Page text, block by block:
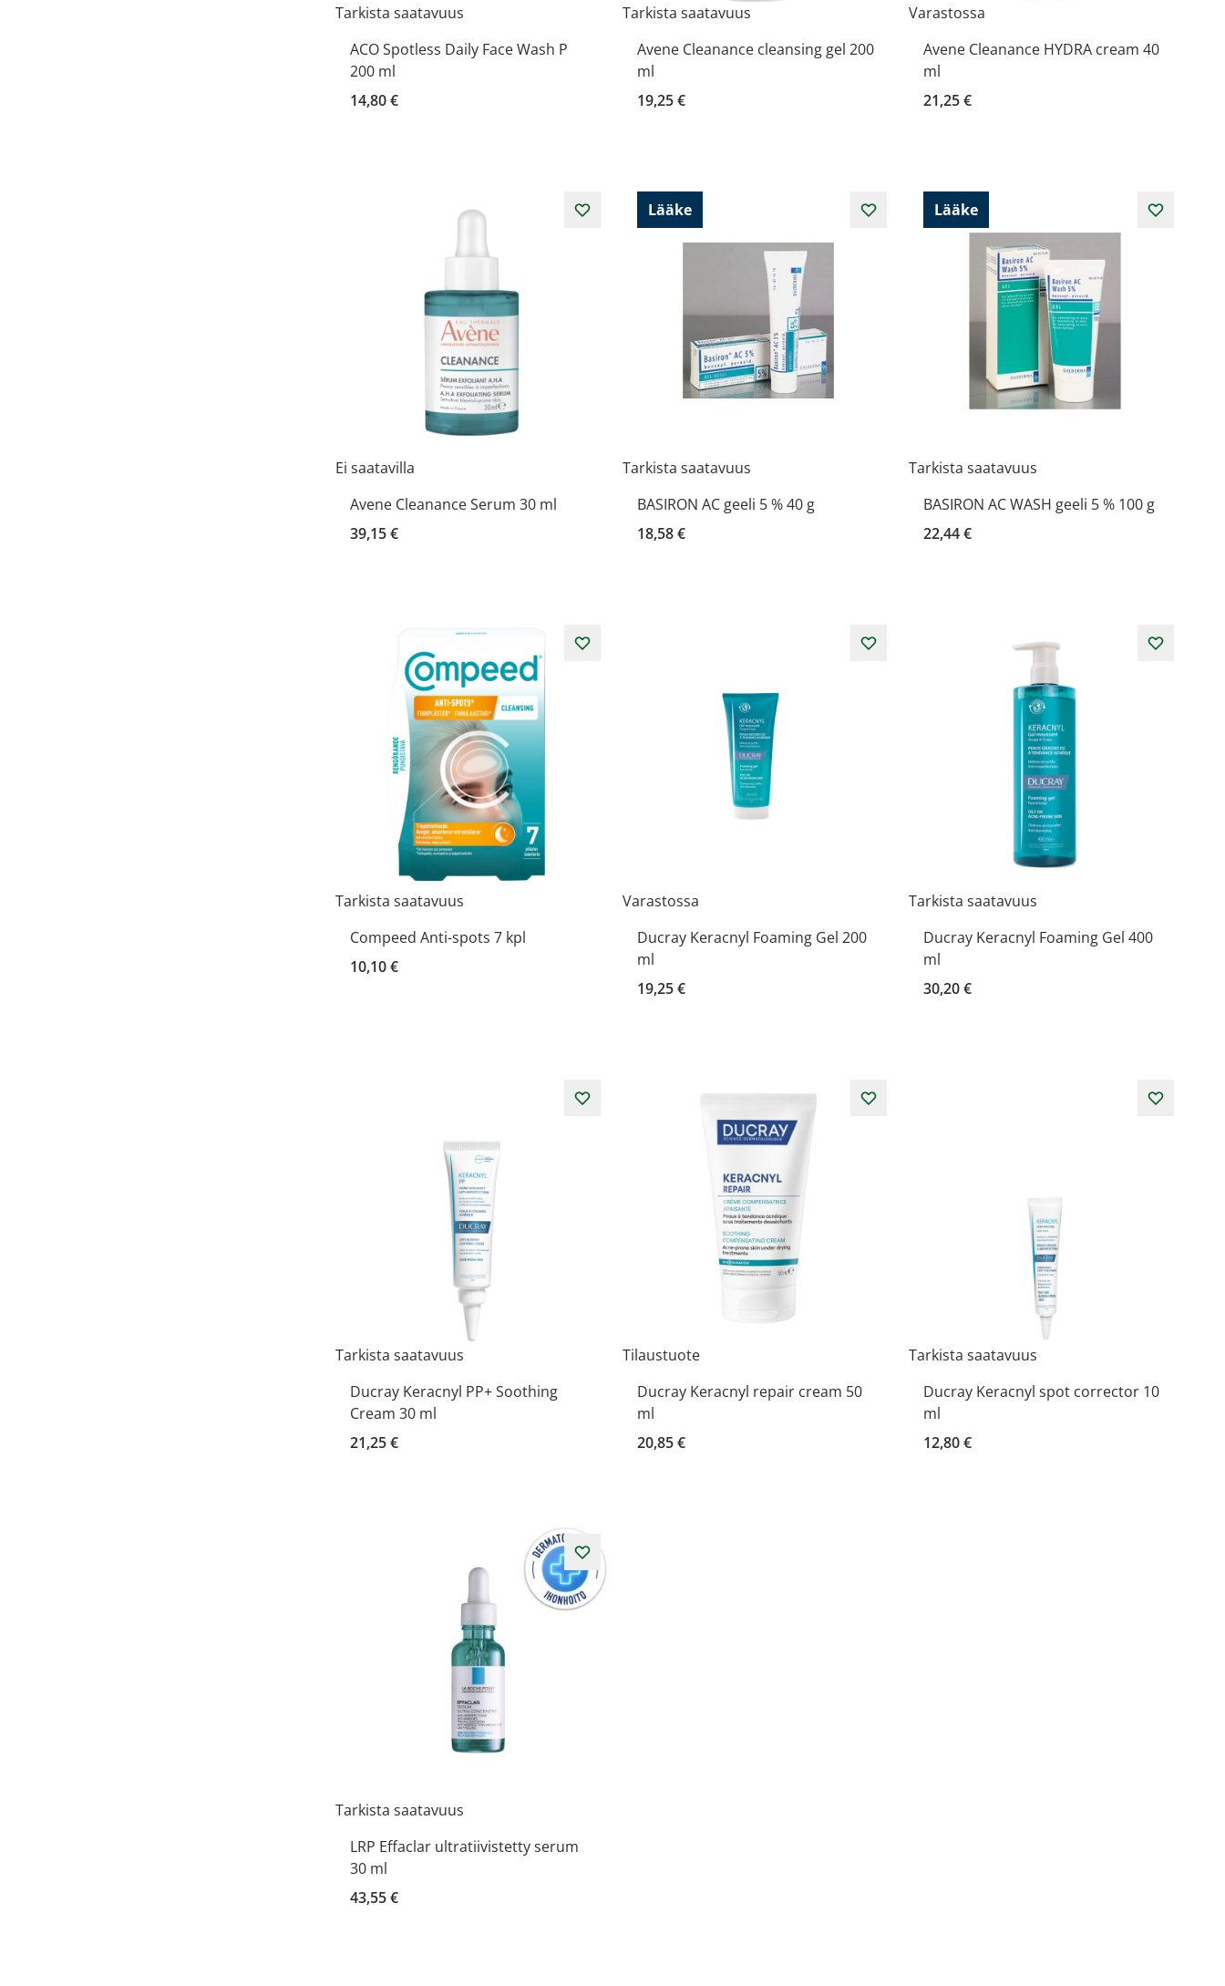
Tarkista saatavuus
ACO Spotless Daily Face Wash P
200 ml
14,80 €
Tarkista saatavuus
Avene Cleanance cleansing gel 200
ml
19,25 €
Varastossa
Avene Cleanance HYDRA cream 40
ml
21,25 €
Ei saatavilla
Avene Cleanance Serum 30 ml
39,15 €
Lääke
Tarkista saatavuus
BASIRON AC geeli 5 % 40 g
18,58 €
Lääke
Tarkista saatavuus
BASIRON AC WASH geeli 5 % 100 g
22,44 €
Tarkista saatavuus
Compeed Anti-spots 7 kpl
10,10 €
Varastossa
Ducray Keracnyl Foaming Gel 200
ml
19,25 €
Tarkista saatavuus
Ducray Keracnyl Foaming Gel 400
ml
30,20 €
Tarkista saatavuus
Ducray Keracnyl PP+ Soothing
Cream 30 ml
21,25 €
Tilaustuote
Ducray Keracnyl repair cream 50
ml
20,85 €
Tarkista saatavuus
Ducray Keracnyl spot corrector 10
ml
12,80 €
Tarkista saatavuus
LRP Effaclar ultratiivistetty serum
30 ml
43,55 €